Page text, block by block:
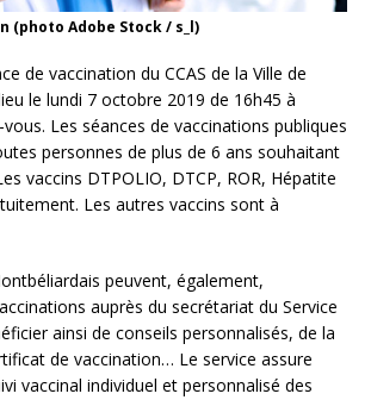
Adobe Stock / s_l)
de vaccination du CCAS de la Ville de
le lundi 7 octobre 2019 de 16h45 à
Les séances de vaccinations publiques
personnes de plus de 6 ans souhaitant
vaccins DTPOLIO, DTCP, ROR, Hépatite
Les autres vaccins sont à
peuvent, également,
auprès du secrétariat du Service
ainsi de conseils personnalisés, de la
de vaccination… Le service assure
vaccinal individuel et personnalisé des